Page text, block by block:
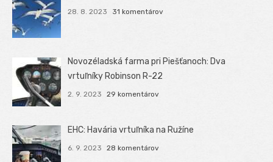
28. 8. 2023 31 komentárov
Novozéladská farma pri Piešťanoch: Dva
vrtuľníky Robinson R-22
2. 9. 2023 29 komentárov
EHC: Havária vrtuľníka na Ružíne
6. 9. 2023 28 komentárov